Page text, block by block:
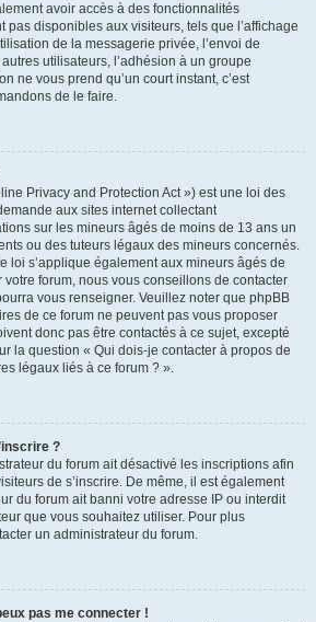
avoir accès à des fonctionnalités
pas disponibles aux visiteurs, tels que l’affichage
de la messagerie privée, l’envoi de
utilisateurs, l’adhésion à un groupe
ne vous prend qu’un court instant, c’est
de le faire.
Privacy and Protection Act ») est une loi des
aux sites internet collectant
sur les mineurs âgés de moins de 13 ans un
ou des tuteurs légaux des mineurs concernés.
loi s’applique également aux mineurs âgés de
forum, nous vous conseillons de contacter
vous renseigner. Veuillez noter que phpBB
de ce forum ne peuvent pas vous proposer
donc pas être contactés à ce sujet, excepté
la question « Qui dois-je contacter à propos de
légaux liés à ce forum ? ».
?
du forum ait désactivé les inscriptions afin
de s’inscrire. De même, il est également
du forum ait banni votre adresse IP ou interdit
que vous souhaitez utiliser. Pour plus
un administrateur du forum.
pas me connecter !